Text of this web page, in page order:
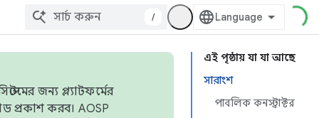
/
এই পৃষ্ঠায় যা যা আছে
সারাংশ
পাবলিক কনস্ট্রাক্টর
জন্য প্ল্যাটফর্মের
প্রকাশ করব। AOSP